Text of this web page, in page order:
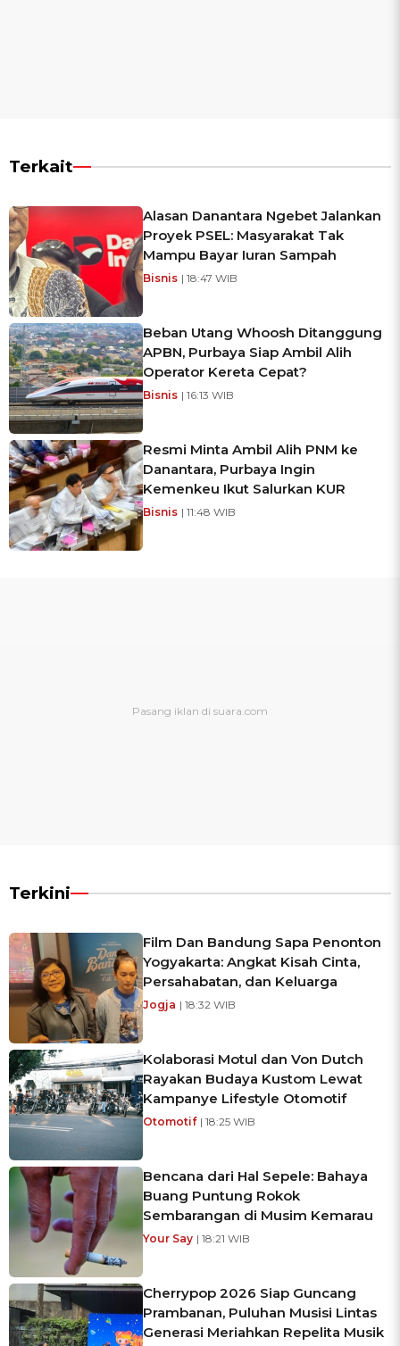
Terkait
Alasan Danantara Ngebet Jalankan
Proyek PSEL: Masyarakat Tak
Mampu Bayar Iuran Sampah
Bisnis | 18:47 WIB
Beban Utang Whoosh Ditanggung
APBN, Purbaya Siap Ambil Alih
Operator Kereta Cepat?
Bisnis | 16:13 WIB
Resmi Minta Ambil Alih PNM ke
Danantara, Purbaya Ingin
Kemenkeu Ikut Salurkan KUR
Bisnis | 11:48 WIB
Terkini
Film Dan Bandung Sapa Penonton
Yogyakarta: Angkat Kisah Cinta,
Persahabatan, dan Keluarga
Jogja | 18:32 WIB
Kolaborasi Motul dan Von Dutch
Rayakan Budaya Kustom Lewat
Kampanye Lifestyle Otomotif
Otomotif | 18:25 WIB
Bencana dari Hal Sepele: Bahaya
Buang Puntung Rokok
Sembarangan di Musim Kemarau
Your Say | 18:21 WIB
Cherrypop 2026 Siap Guncang
Prambanan, Puluhan Musisi Lintas
Generasi Meriahkan Repelita Musik